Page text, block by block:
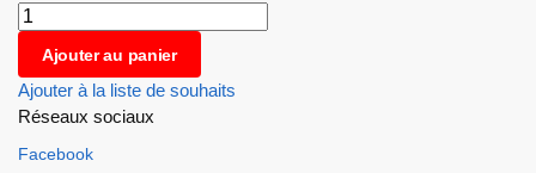
Ajouter au panier
Ajouter à la liste de souhaits
Réseaux sociaux
Facebook